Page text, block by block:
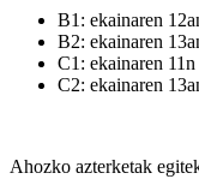
B1: ekainaren
B2: ekainaren
C1: ekainaren 11n
C2: ekainaren
Ahozko azterketak